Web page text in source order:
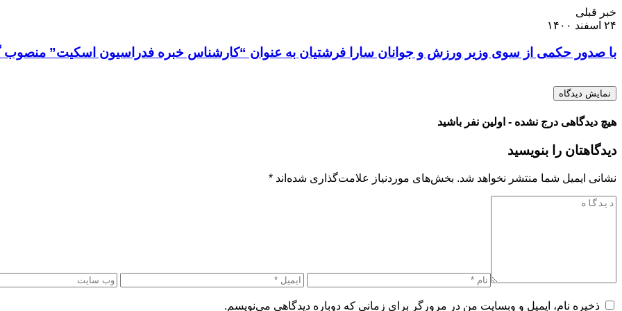
خبر قبلی
۲۴ اسفند ۱۴۰۰
با صدور حکمی از سوی وزیر ورزش و جوانان سارا فرشتیان به عنوان “کارشناس خبره فدراسیون اسکیت” منصوب
نمایش دیدگاه
هیچ دیدگاهی درج نشده - اولین نفر باشید
دیدگاهتان را بنویسید
نشانی ایمیل شما منتشر نخواهد شد. بخش‌های موردنیاز علامت‌گذاری شده‌اند *
ذخیره نام، ایمیل و وبسایت من در مرورگر برای زمانی که دوباره دیدگاهی می‌نویسم.